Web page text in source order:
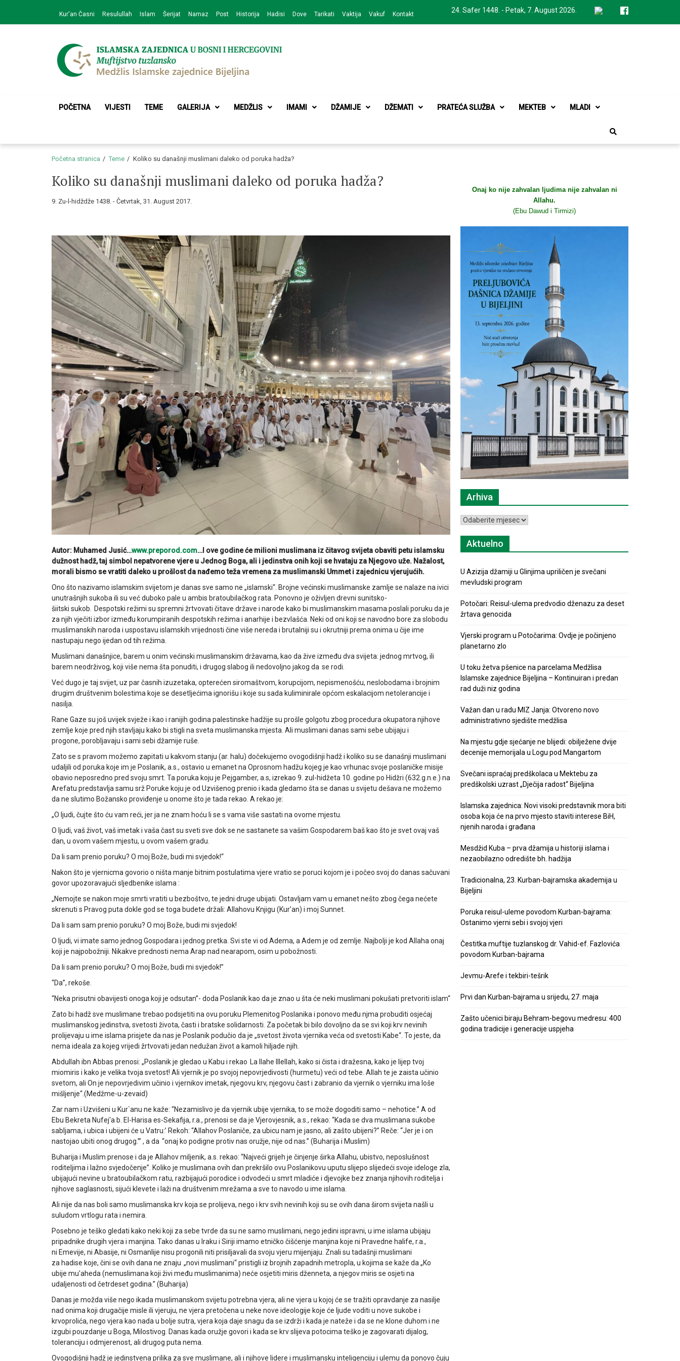
navigation
content
24. Safer 1448. - Petak, 7. August 2026.
Kur'an Časni Resulullah Islam Šerijat Namaz Post Historija Hadisi Dove Tarikati Vaktija Vakuf Kontakt
Medžlis Islamske zajednice Bijeljina
POČETNA VIJESTI TEME GALERIJA MEDŽLIS IMAMI DŽAMIJE DŽEMATI PRATEĆA SLUŽBA MEKTEB MLADI
Početna stranica Teme Koliko su današnji muslimani daleko od poruka hadža?
Koliko su današnji muslimani daleko od poruka hadža?
9. Zu-l-hidždže 1438. - Četvrtak, 31. August 2017.
Autor: Muhamed Jusić…www.preporod.com…I ove godine će milioni muslimana iz čitavog svijeta obaviti petu islamsku
dužnost hadž, taj simbol nepatvorene vjere u Jednog Boga, ali i jedinstva onih koji se hvataju za Njegovo uže. Nažalost,
morali bismo se vratiti daleko u prošlost da nađemo teža vremena za muslimanski Ummet i zajednicu vjerujućih.
Ono što nazivamo islamskim svijetom je danas sve samo ne „islamski“. Brojne većinski muslimanske zamlje se nalaze na ivici
unutrašnjih sukoba ili su već duboko pale u ambis bratoubilačkog rata. Ponovno je oživljen drevni sunitsko-
šiitski sukob. Despotski režimi su spremni žrtvovati čitave države i narode kako bi muslimanskim masama poslali poruku da je
za njih vječiti izbor između korumpiranih despotskih režima i anarhije i bezvlašća. Neki od oni koji se navodno bore za slobodu
muslimanskih naroda i uspostavu islamskih vrijednosti čine više nereda i brutalniji su i okrutniji prema onima u čije ime
nastupaju nego ijedan od tih režima.
Muslimani današnjice, barem u onim većinski muslimanskim državama, kao da žive između dva svijeta: jednog mrtvog, ili
barem neodrživog, koji više nema šta ponuditi, i drugog slabog ili nedovoljno jakog da se rodi.
Već dugo je taj svijet, uz par časnih izuzetaka, opterećen siromaštvom, korupcijom, nepismenošću, neslobodama i brojnim
drugim društvenim bolestima koje se desetljećima ignorišu i koje su sada kuliminirale općom eskalacijom netolerancije i
nasilja.
Rane Gaze su još uvijek svježe i kao i ranijih godina palestinske hadžije su prošle golgotu zbog procedura okupatora njihove
zemlje koje pred njih stavljaju kako bi stigli na sveta muslimanska mjesta. Ali muslimani danas sami sebe ubijaju i
progone, porobljavaju i sami sebi džamije ruše.
Zato se s pravom možemo zapitati u kakvom stanju (ar. halu) dočekujemo ovogodišnji hadž i koliko su se današnji muslimani
udaljili od poruka koje im je Poslanik, a.s., ostavio u emanet na Oprosnom hadžu kojeg je kao vrhunac svoje poslaničke misije
obavio neposredno pred svoju smrt. Ta poruka koju je Pejgamber, a.s, izrekao 9. zul-hidžeta 10. godine po Hidžri (632.g.n.e.) na
Arefatu predstavlja samu srž Poruke koju je od Uzvišenog prenio i kada gledamo šta se danas u svijetu dešava ne možemo
da ne slutimo Božansko proviđenje u onome što je tada rekao. A rekao je:
„O ljudi, čujte što ću vam reći, jer ja ne znam hoću li se s vama više sastati na ovome mjestu.
O ljudi, vaš život, vaš imetak i vaša čast su sveti sve dok se ne sastanete sa vašim Gospodarem baš kao što je svet ovaj vaš
dan, u ovom vašem mjestu, u ovom vašem gradu.
Da li sam prenio poruku? O moj Bože, budi mi svjedok!“
Nakon što je vjernicma govorio o ništa manje bitnim postulatima vjere vratio se poruci kojom je i počeo svoj do danas sačuvani
govor upozoravajući sljedbenike islama :
„Nemojte se nakon moje smrti vratiti u bezboštvo, te jedni druge ubijati. Ostavljam vam u emanet nešto zbog čega nećete
skrenuti s Pravog puta dokle god se toga budete držali: Allahovu Knjigu (Kur'an) i moj Sunnet.
Da li sam sam prenio poruku? O moj Bože, budi mi svjedok!
O ljudi, vi imate samo jednog Gospodara i jednog pretka. Svi ste vi od Adema, a Adem je od zemlje. Najbolji je kod Allaha onaj
koji je najpobožniji. Nikakve prednosti nema Arap nad nearapom, osim u pobožnosti.
Da li sam prenio poruku? O moj Bože, budi mi svjedok!”
“Da”, rekoše.
“Neka prisutni obavijesti onoga koji je odsutan”- doda Poslanik kao da je znao u šta će neki muslimani pokušati pretvoriti islam“
Zato bi hadž sve muslimane trebao podsjetiti na ovu poruku Plemenitog Poslanika i ponovo među njma probuditi osjećaj
muslimanskog jedinstva, svetosti života, časti i bratske solidarnosti. Za početak bi bilo dovoljno da se svi koji krv nevinih
prolijevaju u ime islama prisjete da nas je Poslanik podučio da je „svetost života vjernika veća od svetosti Kabe“. To jeste, da
nema ideala za kojeg vrijedi žrtvovati jedan nedužan život a kamoli hiljade njih.
Abdullah ibn Abbas prenosi: „Poslanik je gledao u Kabu i rekao La Ilahe Illellah, kako si čista i dražesna, kako je lijep tvoj
miomiris i kako je velika tvoja svetost! Ali vjernik je po svojoj nepovrjedivosti (hurmetu) veći od tebe. Allah te je zaista učinio
svetom, ali On je nepovrjedivim učinio i vjernikov imetak, njegovu krv, njegovu čast i zabranio da vjernik o vjerniku ima loše
mišljenje“.(Medžme-u-zevaid)
Zar nam i Uzvišeni u Kur`anu ne kaže: “Nezamislivo je da vjernik ubije vjernika, to se može dogoditi samo – nehotice.” A od
Ebu Bekreta Nufej'a b. El-Harisa es-Sekafija, r.a., prenosi se da je Vjerovjesnik, a.s., rekao: “Kada se dva muslimana sukobe
sabljama, i ubica i ubijeni će u Vatru:’ Rekoh: “Allahov Poslaniče, za ubicu nam je jasno, ali zašto ubijeni?” Reče: “Jer je i on
nastojao ubiti onog drugog.”’ , a da “onaj ko podigne protiv nas oružje, nije od nas.” (Buharija i Muslim)
Buharija i Muslim prenose i da je Allahov miljenik, a.s. rekao: “Najveći grijeh je činjenje širka Allahu, ubistvo, neposlušnost
roditeljima i lažno svjedočenje”. Koliko je muslimana ovih dan prekršilo ovu Poslanikovu uputu slijepo slijedeći svoje ideloge zla,
ubijajući nevine u bratoubilačkom ratu, razbijajući porodice i odvodeći u smrt mladiće i djevojke bez znanja njihovih roditelja i
njihove saglasnosti, sijući klevete i laži na društvenim mrežama a sve to navodo u ime islama.
Ali nije da nas boli samo muslimanska krv koja se prolijeva, nego i krv svih nevinih koji su se ovih dana širom svijeta našli u
suludom vrtlogu rata i nemira.
Posebno je teško gledati kako neki koji za sebe tvrde da su ne samo muslimani, nego jedini ispravni, u ime islama ubijaju
pripadnike drugih vjera i manjina. Tako danas u Iraku i Siriji imamo etničko čišćenje manjina koje ni Pravedne halife, r.a.,
ni Emevije, ni Abasije, ni Osmanlije nisu progonili niti prisiljavali da svoju vjeru mijenjaju. Znali su tadašnji muslimani
za hadise koje, čini se ovih dana ne znaju „novi muslimani“ pristigli iz brojnih zapadnih metropla, u kojima se kaže da „Ko
ubije mu'aheda (nemuslimana koji živi među muslimanima) neće osjetiti miris dženneta, a njegov miris se osjeti na
udaljenosti od četrdeset godina.” (Buharija)
Danas je možda više nego ikada muslimanskom svijetu potrebna vjera, ali ne vjera u kojoj će se tražiti opravdanje za nasilje
nad onima koji drugačije misle ili vjeruju, ne vjera pretočena u neke nove ideologije koje će ljude voditi u nove sukobe i
krvoprolića, nego vjera kao nada u bolje sutra, vjera koja daje snagu da se izdrži i kada je nateže i da se ne klone duhom i ne
izgubi pouzdanje u Boga, Milostivog. Danas kada oružje govori i kada se krv slijeva potocima teško je zagovarati dijalog,
toleranciju i odmjerenost, ali drugog puta nema.
Ovogodišnji hadž je jedinstvena prilika za sve muslimane, ali i njihove lidere i muslimansku inteligenciju i ulemu da ponovo čuju
Onaj ko nije zahvalan ljudima nije zahvalan ni
Allahu.
(Ebu Dawud i Tirmizi)
Arhiva
Arhiva
Aktuelno
U Azizija džamiji u Glinjima upriličen je svečani
mevludski program
Potočari: Reisul-ulema predvodio dženazu za deset
žrtava genocida
Vjerski program u Potočarima: Ovdje je počinjeno
planetarno zlo
U toku žetva pšenice na parcelama Medžlisa
Islamske zajednice Bijeljina – Kontinuiran i predan
rad duži niz godina
Važan dan u radu MIZ Janja: Otvoreno novo
administrativno sjedište medžlisa
Na mjestu gdje sjećanje ne blijedi: obilježene dvije
decenije memorijala u Logu pod Mangartom
Svečani ispraćaj predškolaca u Mektebu za
predškolski uzrast „Dječija radost“ Bijeljina
Islamska zajednica: Novi visoki predstavnik mora biti
osoba koja će na prvo mjesto staviti interese BiH,
njenih naroda i građana
Mesdžid Kuba – prva džamija u historiji islama i
nezaobilazno odredište bh. hadžija
Tradicionalna, 23. Kurban-bajramska akademija u
Bijeljini
Poruka reisul-uleme povodom Kurban-bajrama:
Ostanimo vjerni sebi i svojoj vjeri
Čestitka muftije tuzlanskog dr. Vahid-ef. Fazlovića
povodom Kurban-bajrama
Jevmu-Arefe i tekbiri-tešrik
Prvi dan Kurban-bajrama u srijedu, 27. maja
Zašto učenici biraju Behram-begovu medresu: 400
godina tradicije i generacije uspjeha